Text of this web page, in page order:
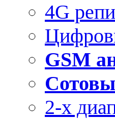
4G
GSM
2-х